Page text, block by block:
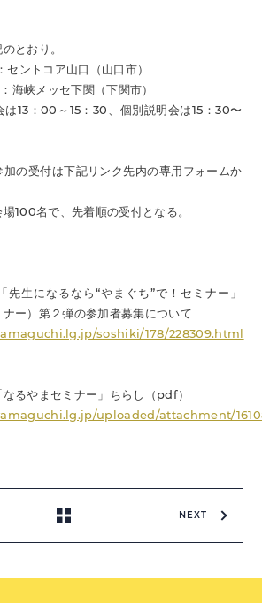
とおり。
セントコア山口（山口市）
海峡メッセ下関（下関市）
13：00～15：30、個別説明会は15：30〜
の受付は下記リンク先内の専用フォームか
100名で、先着順の受付となる。
先生になるなら“やまぐち”で！セミナー」
ナー）第２弾の参加者募集について
soshiki/178/228309.html
るやまセミナー」ちらし（pdf）
uploaded/attachment/
NEXT